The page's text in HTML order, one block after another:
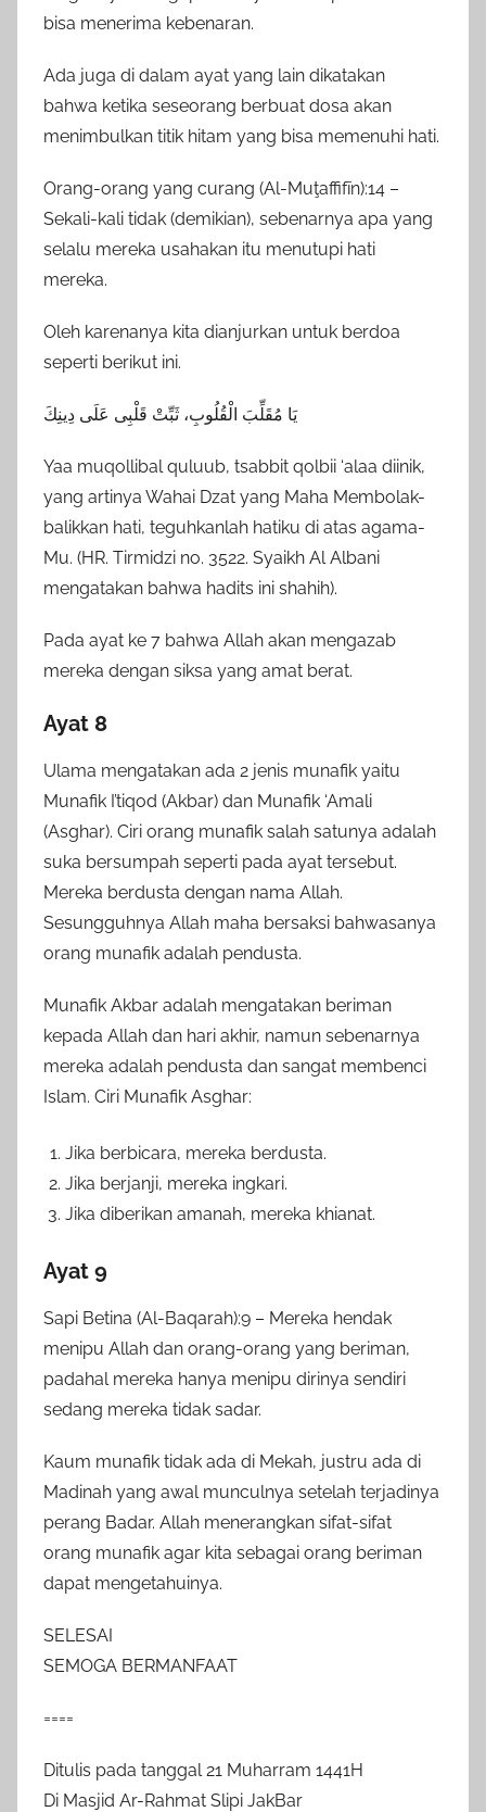
bisa menerima kebenaran.
Ada juga di dalam ayat yang lain dikatakan
bahwa ketika seseorang berbuat dosa akan
menimbulkan titik hitam yang bisa memenuhi hati.
Orang-orang yang curang (Al-Muţaffifīn):14 –
Sekali-kali tidak (demikian), sebenarnya apa yang
selalu mereka usahakan itu menutupi hati
mereka.
Oleh karenanya kita dianjurkan untuk berdoa
seperti berikut ini.
يَا مُقَلِّبَ الْقُلُوبِ، ثَبِّتْ قَلْبِى عَلَى دِينِكَ
Yaa muqollibal quluub, tsabbit qolbii ‘alaa diinik,
yang artinya Wahai Dzat yang Maha Membolak-
balikkan hati, teguhkanlah hatiku di atas agama-
Mu. (HR. Tirmidzi no. 3522. Syaikh Al Albani
mengatakan bahwa hadits ini shahih).
Pada ayat ke 7 bahwa Allah akan mengazab
mereka dengan siksa yang amat berat.
Ayat 8
Ulama mengatakan ada 2 jenis munafik yaitu
Munafik I’tiqod (Akbar) dan Munafik ‘Amali
(Asghar). Ciri orang munafik salah satunya adalah
suka bersumpah seperti pada ayat tersebut.
Mereka berdusta dengan nama Allah.
Sesungguhnya Allah maha bersaksi bahwasanya
orang munafik adalah pendusta.
Munafik Akbar adalah mengatakan beriman
kepada Allah dan hari akhir, namun sebenarnya
mereka adalah pendusta dan sangat membenci
Islam. Ciri Munafik Asghar:
Jika berbicara, mereka berdusta.
Jika berjanji, mereka ingkari.
Jika diberikan amanah, mereka khianat.
Ayat 9
Sapi Betina (Al-Baqarah):9 – Mereka hendak
menipu Allah dan orang-orang yang beriman,
padahal mereka hanya menipu dirinya sendiri
sedang mereka tidak sadar.
Kaum munafik tidak ada di Mekah, justru ada di
Madinah yang awal munculnya setelah terjadinya
perang Badar. Allah menerangkan sifat-sifat
orang munafik agar kita sebagai orang beriman
dapat mengetahuinya.
SELESAI
SEMOGA BERMANFAAT
====
Ditulis pada tanggal 21 Muharram 1441H
Di Masjid Ar-Rahmat Slipi JakBar